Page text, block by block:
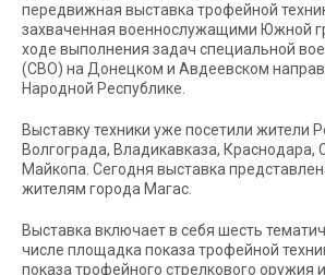
передвижная выставка трофейной
захваченная военнослужащими Южной
ходе выполнения задач специальной
(СВО) на Донецком и Авдеевском
Народной Республике.
Выставку техники уже посетили жители
Волгограда, Владикавказа, Краснодара,
Майкопа. Сегодня выставка
жителям города Магас.
Выставка включает в себя шесть
числе площадка показа трофейной
показа трофейного стрелкового оружия